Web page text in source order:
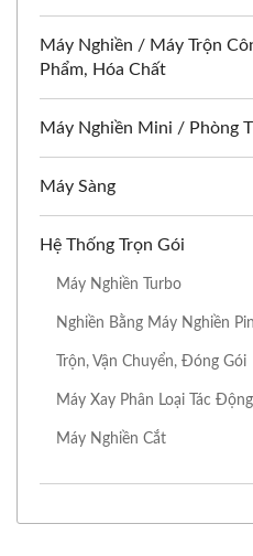
Máy Nghiền / Máy Trộn
Phẩm, Hóa Chất
Máy Nghiền Mini / Phòng
Máy Sàng
Hệ Thống Trọn Gói
Máy Nghiền Turbo
Nghiền Bằng Máy Nghiền Pin
Trộn, Vận Chuyển, Đóng Gói
Máy Xay Phân Loại Tác Động
Máy Nghiền Cắt